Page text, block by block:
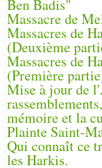
Ben Badis"
Massacre de
Massacres de
(Deuxième
Massacres de
(Première
Mise à jour de
mémoire et la
Plainte Saint-
Qui connaît ce
les Harkis.